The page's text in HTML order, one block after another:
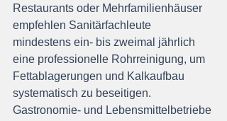
Restaurants oder Mehrfamilienhäuser
empfehlen Sanitärfachleute
mindestens ein- bis zweimal jährlich
eine professionelle Rohrreinigung, um
Fettablagerungen und Kalkaufbau
systematisch zu beseitigen.
Gastronomie- und Lebensmittelbetriebe